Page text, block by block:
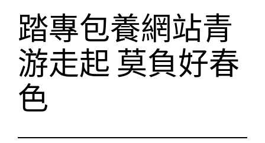
踏專包養網站青
游走起 莫負好春
色